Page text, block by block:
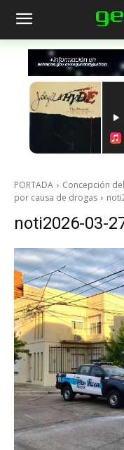
PORTADA
Concepción
por causa de drogas
noti2026-03-